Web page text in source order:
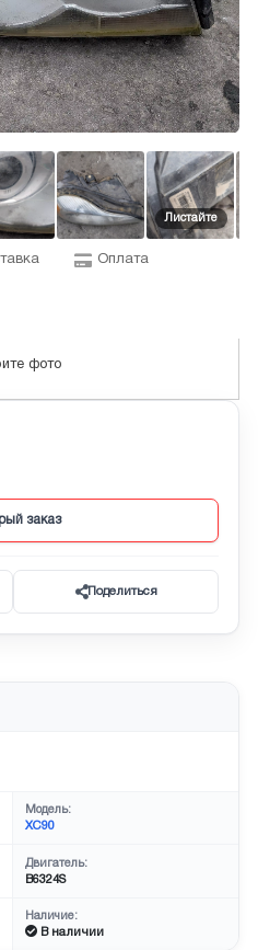
Оплата
фото
заказ
Поделиться
Модель:
XC90
Двигатель:
B6324S
Наличие:
В наличии